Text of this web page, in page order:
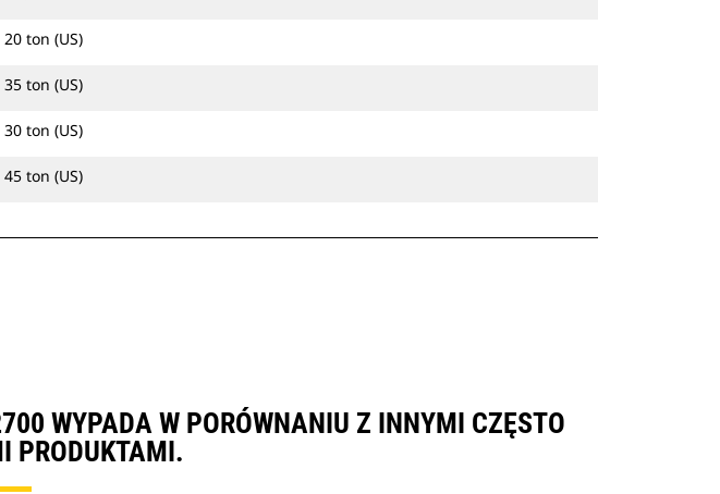
20 ton (US)
35 ton (US)
30 ton (US)
45 ton (US)
WYPADA W PORÓWNANIU Z INNYMI CZĘSTO
PRODUKTAMI.